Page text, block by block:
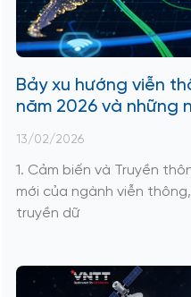
Bảy xu hướng viễn
năm 2026 và những
13/02/2026
1. Cảm biến và Truyền
mới của ngành viễn
truyền dữ